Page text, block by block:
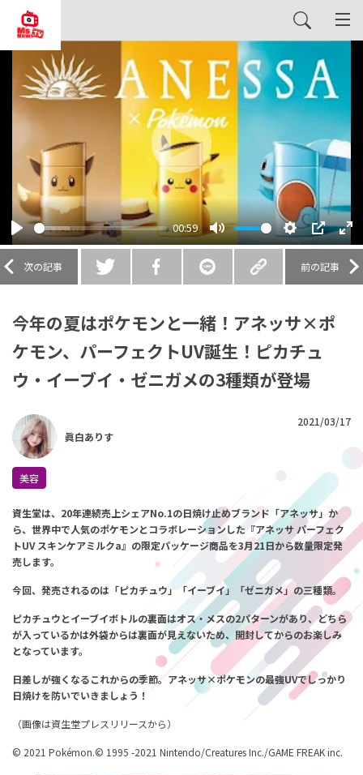
Play
00:59
Mute Settings
PIP
Play
次の記事 前の記事
今年の夏はポケモンと一緒！アネッサ×ポ
ケモン、パーフェクトUV誕生！ピカチュ
ウ・イーブイ・ゼニガメの3種類が登場
眞白ありす
2021/03/17
美容
資生堂は、20年連続売上シェアNo.1の日焼け止めブランド「アネッサ」か
ら、 世界中で人気のポケモンとコラボレーションした『アネッサ パーフェク
トUV スキンケアミルクa』の限定パッケージ商品を3月21日から数量限定発
売します。
今回、発売されるのは 「ピカチュウ」「イーブイ」「ゼニガメ」の三種類。
ピカチュウとイーブイボトルの裏面はオス・メスの2パターンがあり、どちら
が入っているかは外袋からは裏面が見えないため、 開封してからのお楽しみ
となっています。
日差しが強くなるこれからの季節。アネッサ×ポケモンの最強UVでしっかり
日焼けを防いでいきましょう！
（画像は資生堂プレスリリースから）
© 2021 Pokémon.© 1995 -2021 Nintendo/Creatures Inc./GAME FREAK inc.